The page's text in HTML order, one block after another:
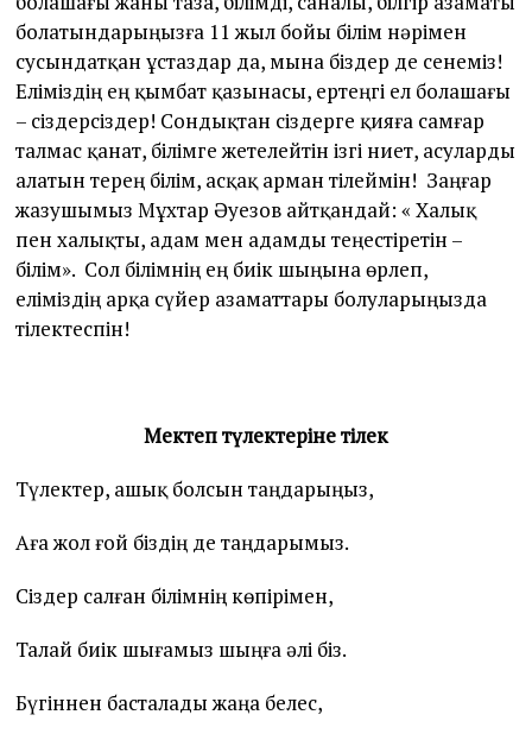
болатындарыңызға 11 жыл бойы білім нәрімен
сусындатқан ұстаздар да, мына біздер де сенеміз!
Еліміздің ең қымбат қазынасы, ертеңгі ел болашағы
– сіздерсіздер! Сондықтан сіздерге қияға самғар
талмас қанат, білімге жетелейтін ізгі ниет, асуларды
алатын терең білім, асқақ арман тілеймін! Заңғар
жазушымыз Мұхтар Әуезов айтқандай: « Халық
пен халықты, адам мен адамды теңестіретін –
білім». Сол білімнің ең биік шыңына өрлеп,
еліміздің арқа сүйер азаматтары болуларыңызда
тілектеспін!
Мектеп түлектеріне тілек
Түлектер, ашық болсын таңдарыңыз,
Аға жол ғой біздің де таңдарымыз.
Сіздер салған білімнің көпірімен,
Талай биік шығамыз шыңға әлі біз.
Бүгіннен басталады жаңа белес,